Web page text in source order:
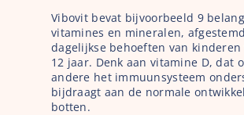
Vibovit bevat bijvoorbeeld 9
vitamines en mineralen,
dagelijkse behoeften van
12 jaar. Denk aan vitamine D, dat
andere het immuunsysteem
bijdraagt aan de normale
botten.